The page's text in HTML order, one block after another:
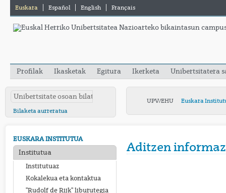
Euskara Español English Français
Profilak Ikasketak Egitura Ikerketa Unibertsitatera
Bilaketa aurreratua
UPV/EHU Euskara
EUSKARA INSTITUTUA
Institutua
Institutuaz
Kokalekua eta kontaktua
"Rudolf de Rijk" liburutegia
Aditzen